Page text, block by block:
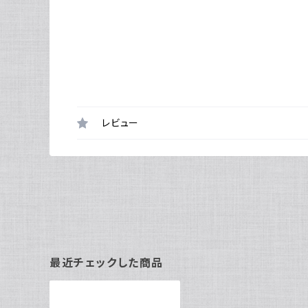
レビュー
最近チェックした商品